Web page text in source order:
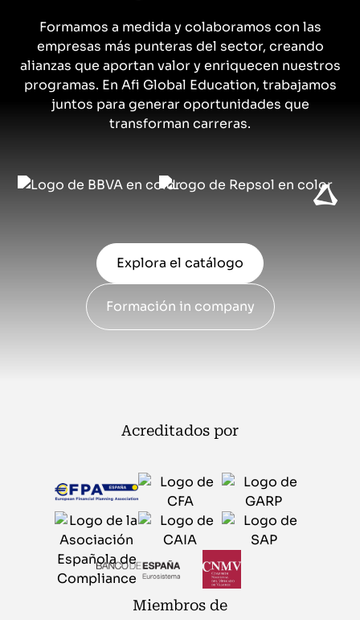
Formamos a medida y colaboramos con las
empresas más punteras del sector, creando
alianzas que aportan valor y enriquecen nuestros
programas. En Afi Global Education, trabajamos
juntos para generar oportunidades que
transforman carreras.
Explora el catálogo
Formación in company
Acreditados por
Miembros de